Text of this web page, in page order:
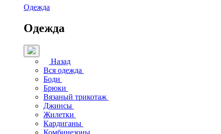
Одежда
Одежда
Назад
Вся одежда
Боди
Брюки
Вязаный трикотаж
Джинсы
Жилетки
Кардиганы
Комбинезоны